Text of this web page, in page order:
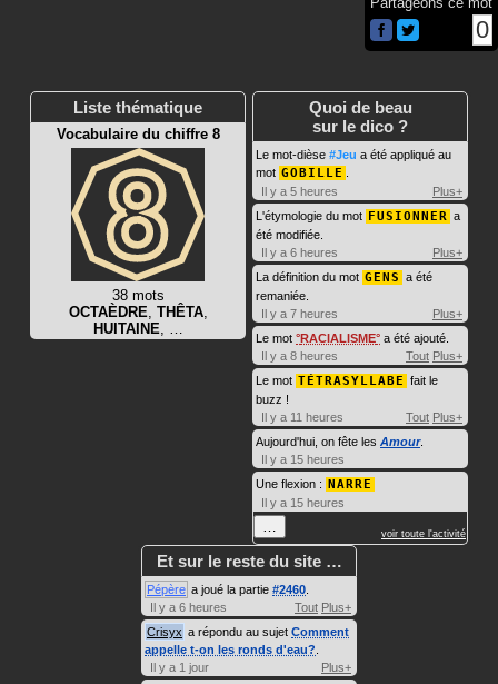
0
Liste thématique
Vocabulaire du chiffre 8
38 mots
OCTAÈDRE, THÊTA,
HUITAINE, …
Quoi de beau
sur le dico ?
Le mot-dièse #Jeu a été appliqué au
mot GOBILLE
Il y a 5 heures
Plus+
L'étymologie du mot FUSIONNER a
été modifiée.
Il y a 6 heures
Plus+
La définition du mot GENS a été
remaniée.
Il y a 7 heures
Plus+
Le mot RACIALISME a été ajouté.
Il y a 8 heures
Tout Plus+
Le mot TÉTRASYLLABE fait le
buzz !
Il y a 11 heures
Tout Plus+
Aujourd'hui, on fête les Amour.
Il y a 15 heures
Une flexion : NARRE
Il y a 15 heures
… voir toute l'activité
Et sur le reste du site …
Pépère a joué la partie #2460
Il y a 6 heures
Tout Plus+
Crisyx a répondu au sujet Comment
appelle t-on les ronds d'eau?
Il y a 1 jour
Plus+